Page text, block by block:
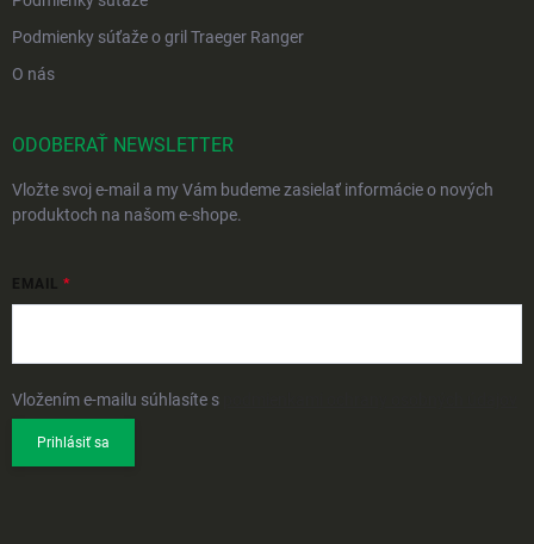
Podmienky súťaže o gril Traeger Ranger
O nás
ODOBERAŤ NEWSLETTER
Vložte svoj e-mail a my Vám budeme zasielať informácie o nových
produktoch na našom e-shope.
EMAIL
Vložením e-mailu súhlasíte s
Prihlásiť sa